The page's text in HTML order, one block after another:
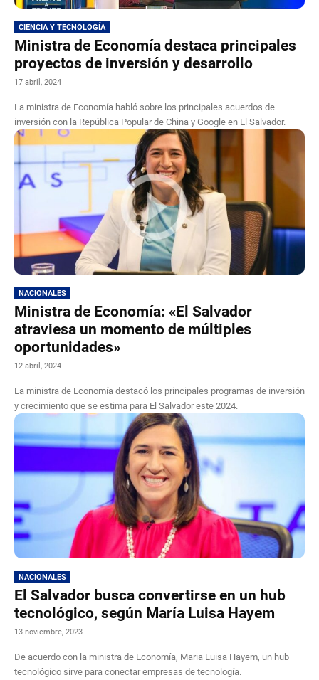
CIENCIA Y TECNOLOGÍA
Ministra de Economía destaca principales
proyectos de inversión y desarrollo
17 abril, 2024
La ministra de Economía habló sobre los principales acuerdos de
inversión con la República Popular de China y Google en El Salvador.
NACIONALES
Ministra de Economía: «El Salvador
atraviesa un momento de múltiples
oportunidades»
12 abril, 2024
La ministra de Economía destacó los principales programas de inversión
y crecimiento que se estima para El Salvador este 2024.
NACIONALES
El Salvador busca convertirse en un hub
tecnológico, según María Luisa Hayem
13 noviembre, 2023
De acuerdo con la ministra de Economía, Maria Luisa Hayem, un hub
tecnológico sirve para conectar empresas de tecnología.